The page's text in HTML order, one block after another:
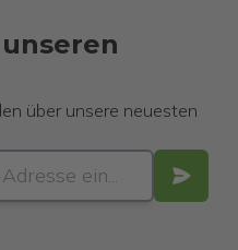
über unsere neuesten